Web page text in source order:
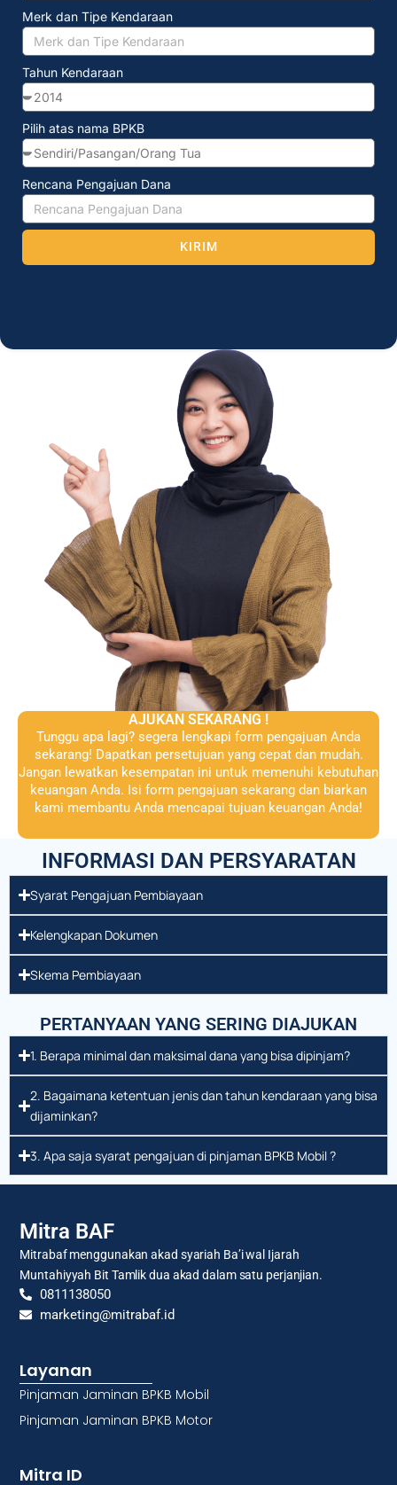
Merk dan Tipe Kendaraan
Tahun Kendaraan
Pilih atas nama BPKB
Rencana Pengajuan Dana
KIRIM
AJUKAN SEKARANG !
Tunggu apa lagi? segera lengkapi form pengajuan Anda
sekarang! Dapatkan persetujuan yang cepat dan mudah.
Jangan lewatkan kesempatan ini untuk memenuhi kebutuhan
keuangan Anda. Isi form pengajuan sekarang dan biarkan
kami membantu Anda mencapai tujuan keuangan Anda!
INFORMASI DAN PERSYARATAN
Syarat Pengajuan Pembiayaan
Kelengkapan Dokumen
Skema Pembiayaan
PERTANYAAN YANG SERING DIAJUKAN
1. Berapa minimal dan maksimal dana yang bisa dipinjam?
2. Bagaimana ketentuan jenis dan tahun kendaraan yang bisa
dijaminkan?
3. Apa saja syarat pengajuan di pinjaman BPKB Mobil ?
Mitra BAF
Mitrabaf menggunakan akad syariah Ba’i wal Ijarah
Muntahiyyah Bit Tamlik dua akad dalam satu perjanjian.
0811138050
marketing@mitrabaf.id
Layanan
Pinjaman Jaminan BPKB Mobil
Pinjaman Jaminan BPKB Motor
Mitra ID